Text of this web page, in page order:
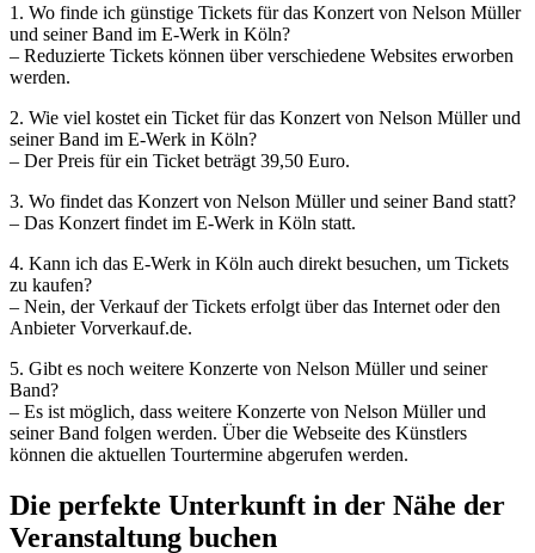
1. Wo finde ich günstige Tickets für das Konzert von Nelson Müller
und seiner Band im E-Werk in Köln?
– Reduzierte Tickets können über verschiedene Websites erworben
werden.
2. Wie viel kostet ein Ticket für das Konzert von Nelson Müller und
seiner Band im E-Werk in Köln?
– Der Preis für ein Ticket beträgt 39,50 Euro.
3. Wo findet das Konzert von Nelson Müller und seiner Band statt?
– Das Konzert findet im E-Werk in Köln statt.
4. Kann ich das E-Werk in Köln auch direkt besuchen, um Tickets
zu kaufen?
– Nein, der Verkauf der Tickets erfolgt über das Internet oder den
Anbieter Vorverkauf.de.
5. Gibt es noch weitere Konzerte von Nelson Müller und seiner
Band?
– Es ist möglich, dass weitere Konzerte von Nelson Müller und
seiner Band folgen werden. Über die Webseite des Künstlers
können die aktuellen Tourtermine abgerufen werden.
Die perfekte Unterkunft in der Nähe der
Veranstaltung buchen